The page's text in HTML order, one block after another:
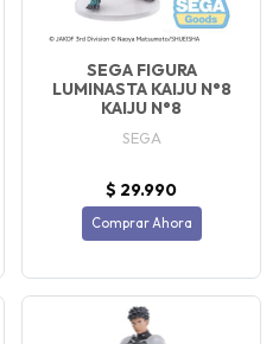
SEGA FIGURA
LUMINASTA KAIJU N°8
KAIJU N°8
SEGA
$ 29.990
Comprar Ahora